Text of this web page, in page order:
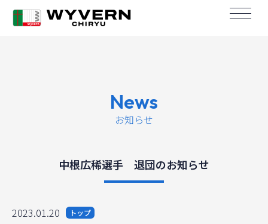
News
お知らせ
中根広稀選手 退団のお知らせ
2023.01.20 トップ